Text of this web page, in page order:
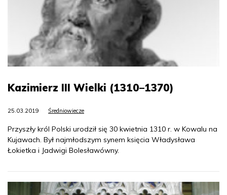
Kazimierz III Wielki (1310–1370)
25.03.2019 Średniowiecze
Przyszły król Polski urodził się 30 kwietnia 1310 r. w Kowalu na
Kujawach. Był najmłodszym synem księcia Władysława
Łokietka i Jadwigi Bolesławówny.